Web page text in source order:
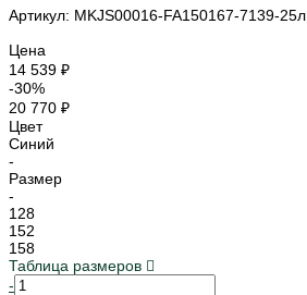
Артикул: MKJS00016-FA150167-7139-25л
Цена
14 539 ₽
-30%
20 770 ₽
Цвет
Синий
-
Размер
-
128
152
158
Таблица размеров
-